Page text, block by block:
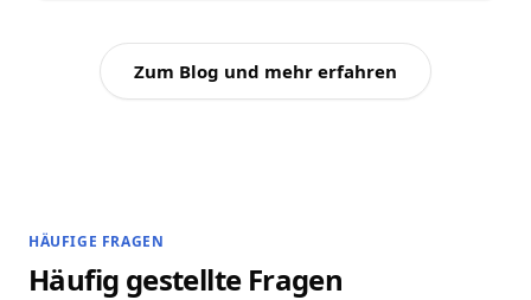
Zum Blog und mehr erfahren
HÄUFIGE FRAGEN
Häufig gestellte Fragen